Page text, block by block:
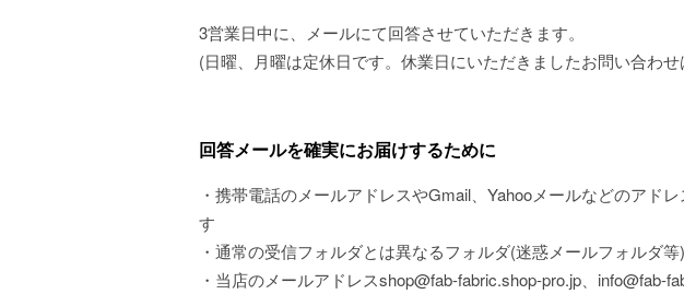
3営業日中に、メールにて回答させていただきます。
(日曜、月曜は定休日です。休業日にいただきましたお問い合わ
回答メールを確実にお届けするために
・携帯電話のメールアドレスやGmail、Yahooメールなどのアド
す
・通常の受信フォルダとは異なるフォルダ(迷惑メールフォルダ
・当店のメールアドレスshop@fab-fabric.shop-pro.jp、